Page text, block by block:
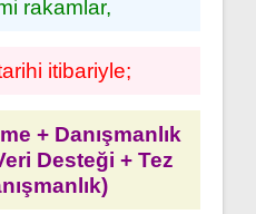
rakamlar,
itibariyle;
+ Danışmanlık
Desteği + Tez